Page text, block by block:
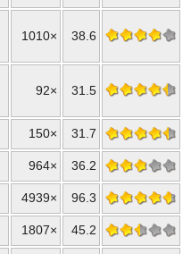
1010× 38.6
92× 31.5
150× 31.7
964× 36.2
4939× 96.3
1807× 45.2